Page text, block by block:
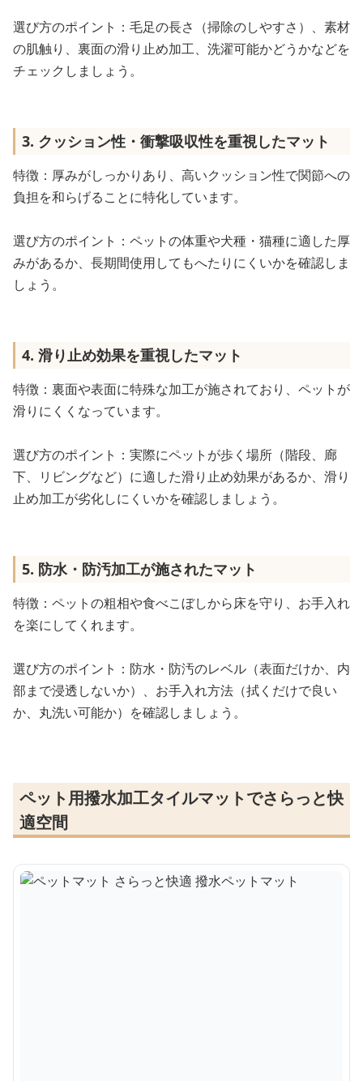
選び方のポイント：毛足の長さ（掃除のしやすさ）、素材
の肌触り、裏面の滑り止め加工、洗濯可能かどうかなどを
チェックしましょう。
3. クッション性・衝撃吸収性を重視したマット
特徴：厚みがしっかりあり、高いクッション性で関節への
負担を和らげることに特化しています。
選び方のポイント：ペットの体重や犬種・猫種に適した厚
みがあるか、長期間使用してもへたりにくいかを確認しま
しょう。
4. 滑り止め効果を重視したマット
特徴：裏面や表面に特殊な加工が施されており、ペットが
滑りにくくなっています。
選び方のポイント：実際にペットが歩く場所（階段、廊
下、リビングなど）に適した滑り止め効果があるか、滑り
止め加工が劣化しにくいかを確認しましょう。
5. 防水・防汚加工が施されたマット
特徴：ペットの粗相や食べこぼしから床を守り、お手入れ
を楽にしてくれます。
選び方のポイント：防水・防汚のレベル（表面だけか、内
部まで浸透しないか）、お手入れ方法（拭くだけで良い
か、丸洗い可能か）を確認しましょう。
ペット用撥水加工タイルマットでさらっと快
適空間